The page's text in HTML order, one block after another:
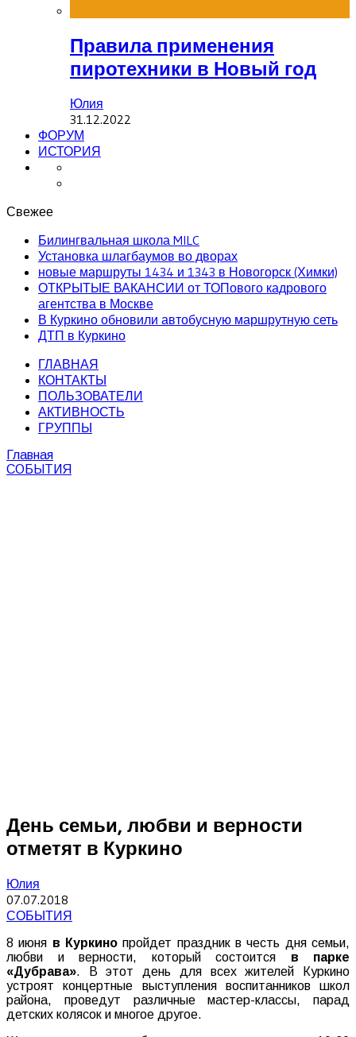
Правила применения
пиротехники в Новый год
Юлия
31.12.2022
ФОРУМ
ИСТОРИЯ
Свежее
Билингвальная школа MILC
Установка шлагбаумов во дворах
новые маршруты 1434 и 1343 в Новогорск (Химки)
ОТКРЫТЫЕ ВАКАНСИИ от ТОПового кадрового
агентства в Москве
В Куркино обновили автобусную маршрутную сеть
ДТП в Куркино
ГЛАВНАЯ
КОНТАКТЫ
ПОЛЬЗОВАТЕЛИ
АКТИВНОСТЬ
ГРУППЫ
Главная
СОБЫТИЯ
День семьи, любви и верности
отметят в Куркино
Юлия
07.07.2018
СОБЫТИЯ
8 июня в Куркино пройдет праздник в честь дня семьи,
любви и верности, который состоится в парке
«Дубрава». В этот день для всех жителей Куркино
устроят концертные выступления воспитанников школ
района, проведут различные мастер-классы, парад
детских колясок и многое другое.